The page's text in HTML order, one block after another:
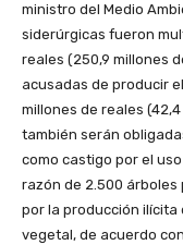
ministro del Medio
siderúrgicas fueron
reales (250,9 millones
acusadas de producir
millones de reales
también serán
como castigo por el
razón de 2.500 árboles
por la producción ilícita
vegetal, de acuerdo